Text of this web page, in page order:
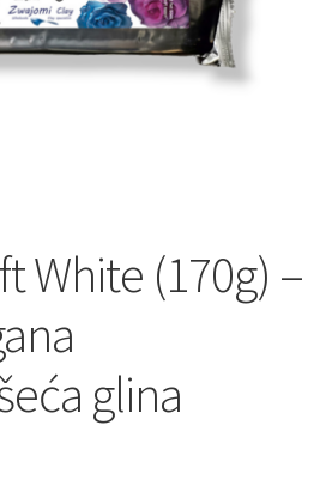
White (170g) –
glina